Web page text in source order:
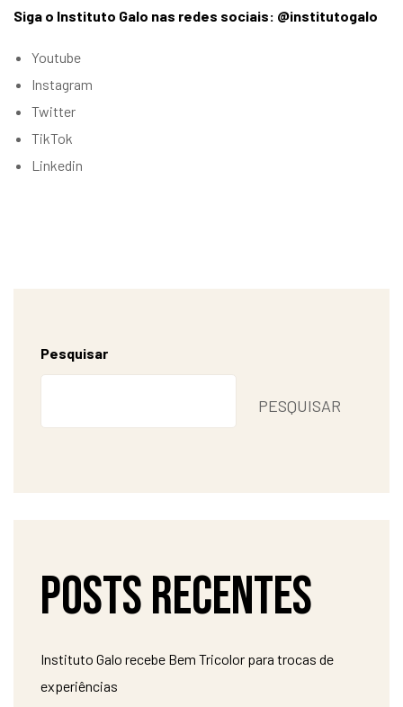
Siga o Instituto Galo nas redes sociais: @institutogalo
Youtube
Instagram
Twitter
TikTok
Linkedin
Pesquisar
PESQUISAR
Posts recentes
Instituto Galo recebe Bem Tricolor para trocas de
experiências